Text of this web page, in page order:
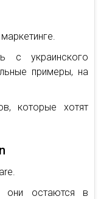
с украинского
примеры, на
которые хотят
они остаются в